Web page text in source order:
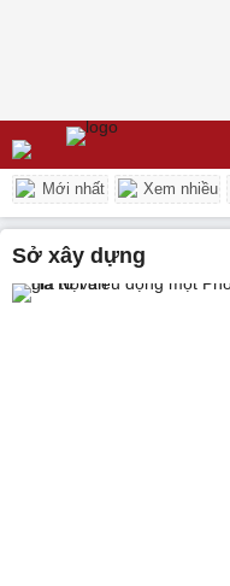
Mới nhất Xem nhiều
sở xây dựng